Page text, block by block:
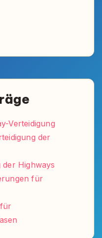
Verteidigung
der
Highways
für